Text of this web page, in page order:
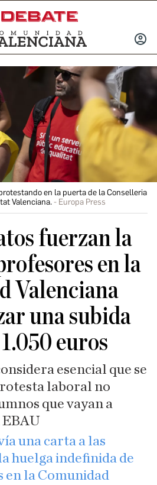
INICIAR
en la puerta de la Conselleria
Valenciana.
Europa Press
fuerzan la
en la
Valenciana
una subida
euros
esencial que se
laboral no
que vayan a
una carta a las
huelga indefinida de
en la Comunidad